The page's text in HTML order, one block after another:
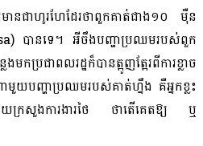
ជាហូរហែដែរថាពួកគាត់ជាង១០ ម៉ឺន
បានទេ។ អីចឹងបញ្ហាប្រឈមរបស់ពួក
ជាពលរដ្ឋក៏បានត្អូញត្អែរពីការខ្លាច
ញ្ហាប្រឈមរបស់គាត់ហ្នឹង គឺអ្នកខ្លះ
ក្រសួងការងារថៃ ថាតើគេតឱ្យ ឬ